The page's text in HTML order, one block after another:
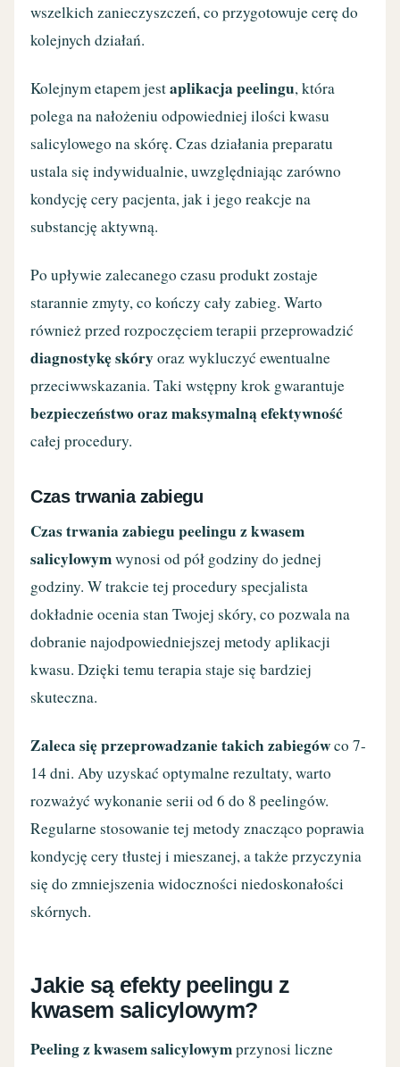
wszelkich zanieczyszczeń, co przygotowuje cerę do
kolejnych działań.
Kolejnym etapem jestaplikacja peelingu, która
polega na nałożeniu odpowiedniej ilości kwasu
salicylowego na skórę. Czas działania preparatu
ustala się indywidualnie, uwzględniając zarówno
kondycję cery pacjenta, jak i jego reakcje na
substancję aktywną.
Po upływie zalecanego czasu produkt zostaje
starannie zmyty, co kończy cały zabieg. Warto
również przed rozpoczęciem terapii przeprowadzić
diagnostykę skóryoraz wykluczyć ewentualne
przeciwwskazania. Taki wstępny krok gwarantuje
bezpieczeństwo oraz maksymalną efektywność
całej procedury.
Czas trwania zabiegu
Czas trwania zabiegu peelingu z kwasem
salicylowymwynosi od pół godziny do jednej
godziny. W trakcie tej procedury specjalista
dokładnie ocenia stan Twojej skóry, co pozwala na
dobranie najodpowiedniejszej metody aplikacji
kwasu. Dzięki temu terapia staje się bardziej
skuteczna.
Zaleca się przeprowadzanie takich zabiegówco 7-
14 dni. Aby uzyskać optymalne rezultaty, warto
rozważyć wykonanie serii od 6 do 8 peelingów.
Regularne stosowanie tej metody znacząco poprawia
kondycję cery tłustej i mieszanej, a także przyczynia
się do zmniejszenia widoczności niedoskonałości
skórnych.
Jakie są efekty peelingu z
kwasem salicylowym?
Peeling z kwasem salicylowymprzynosi liczne